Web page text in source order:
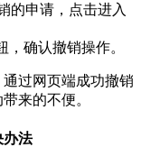
的申请，点击进入
，确认撤销操作。
通过网页端成功撤销
来的不便。
办法